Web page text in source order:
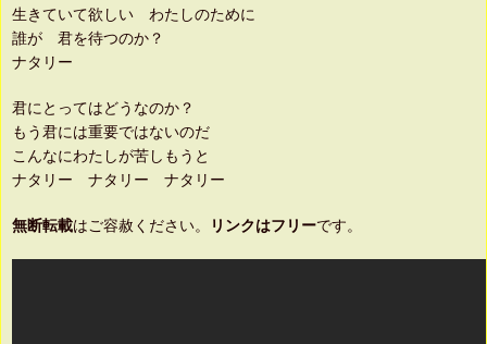
生きていて欲しい わたしのために
誰が 君を待つのか？
ナタリー
君にとってはどうなのか？
もう君には重要ではないのだ
こんなにわたしが苦しもうと
ナタリー ナタリー ナタリー
無断転載はご容赦ください。 リンクはフリーです。